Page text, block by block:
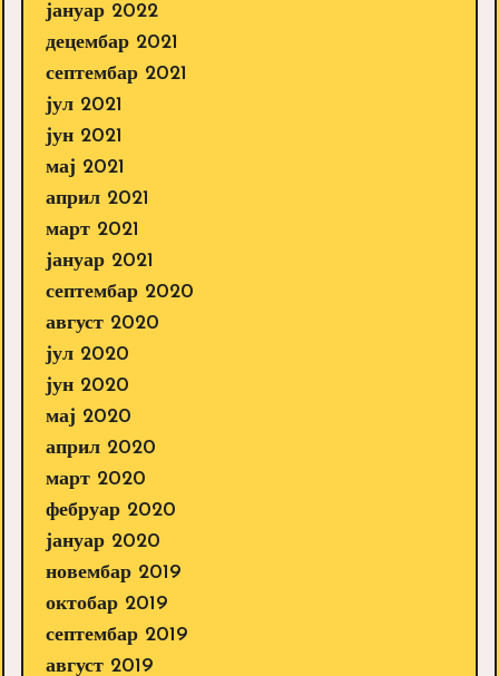
јануар 2022
децембар 2021
септембар 2021
јул 2021
јун 2021
мај 2021
април 2021
март 2021
јануар 2021
септембар 2020
август 2020
јул 2020
јун 2020
мај 2020
април 2020
март 2020
фебруар 2020
јануар 2020
новембар 2019
октобар 2019
септембар 2019
август 2019